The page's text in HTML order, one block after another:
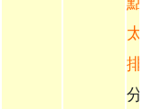
太
排隊
分